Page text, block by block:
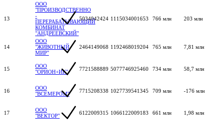
13
ООО
"ПРОИЗВОДСТВЕННО
-
ПЕРЕРАБАТЫВАЮЩИЙ
КОМБИНАТ
"АНДРЕЕВСКИЙ"
5034042424 1115034001653 766 млн 203 млн
14
ООО
"ЖИВОТНЫЙ
МИР"
2464149068 1192468019204 765 млн 7,81 млн
15
ООО
"ОРИОН+ИК"
7721588889 5077746925460 734 млн 58,7 млн
16
ООО
"ВСЕМЕРОМ"
7715208338 1027739541345 709 млн -176 млн
17
ООО
"ВЕКТОР"
6122009315 1066122009183 661 млн 1,98 млн